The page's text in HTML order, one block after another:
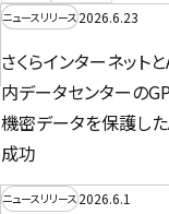
ニュースリリース2026.6.23
さくらインターネット
内データセンターの
機密データを保護し
成功
ニュースリリース2026.6.1